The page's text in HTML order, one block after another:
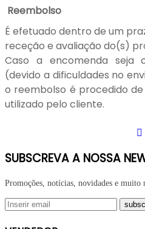
Reembolso
É efetuado dentro de um
receção e avaliação do(s)
Caso a encomenda seja
(devido a dificuldades no
o reembolso é procedido
utilizado pelo cliente.
SUBSCREVA A NOSSA
Promoções, notícias, novidades e muito